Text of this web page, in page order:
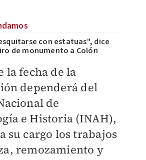
con estatuas", dice
de monumento a Colón
la fecha de la
dependerá del
de
e Historia (INAH),
su cargo los trabajos
remozamiento y